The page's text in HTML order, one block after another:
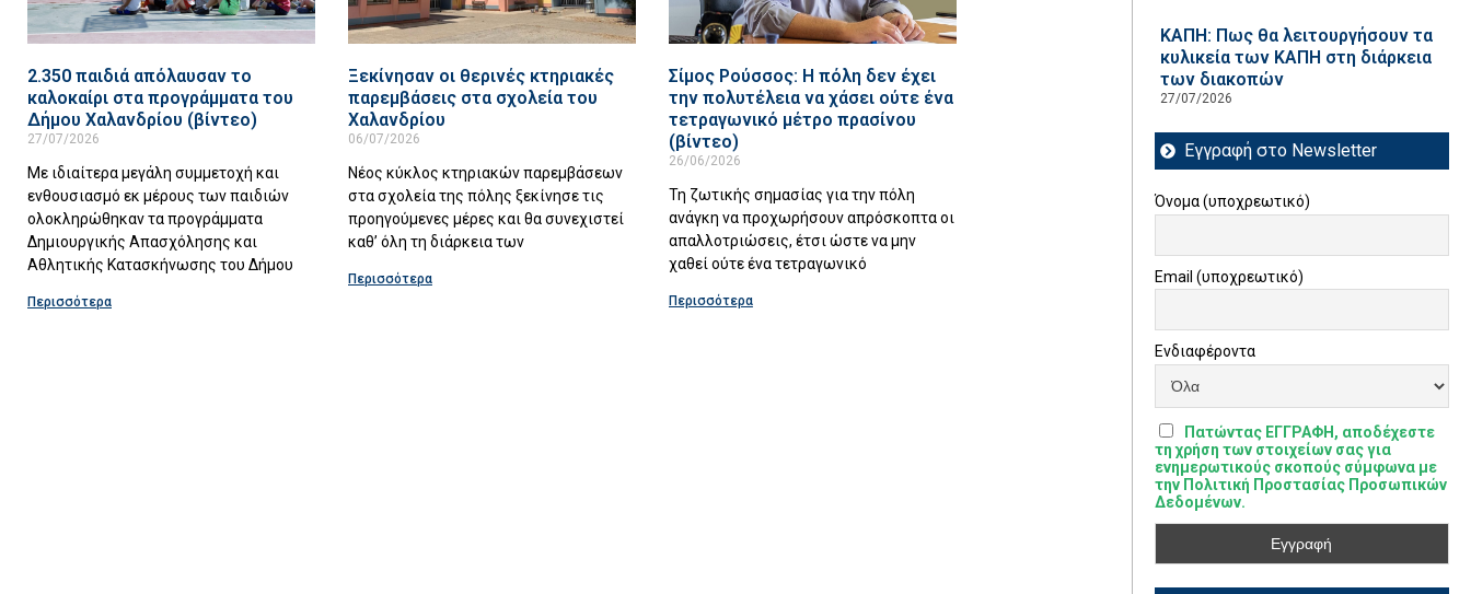
2.350 παιδιά απόλαυσαν το
καλοκαίρι στα προγράμματα του
Δήμου Χαλανδρίου (βίντεο)
27/07/2026
Με ιδιαίτερα μεγάλη συμμετοχή και
ενθουσιασμό εκ μέρους των παιδιών
ολοκληρώθηκαν τα προγράμματα
Δημιουργικής Απασχόλησης και
Αθλητικής Κατασκήνωσης του Δήμου
Περισσότερα
Ξεκίνησαν οι θερινές κτηριακές
παρεμβάσεις στα σχολεία του
Χαλανδρίου
06/07/2026
Νέος κύκλος κτηριακών παρεμβάσεων
στα σχολεία της πόλης ξεκίνησε τις
προηγούμενες μέρες και θα συνεχιστεί
καθ’ όλη τη διάρκεια των
Περισσότερα
Σίμος Ρούσσος: Η πόλη δεν έχει
την πολυτέλεια να χάσει ούτε ένα
τετραγωνικό μέτρο πρασίνου
(βίντεο)
26/06/2026
Τη ζωτικής σημασίας για την πόλη
ανάγκη να προχωρήσουν απρόσκοπτα οι
απαλλοτριώσεις, έτσι ώστε να μην
χαθεί ούτε ένα τετραγωνικό
Περισσότερα
ΚΑΠΗ: Πως θα λειτουργήσουν τα
κυλικεία των ΚΑΠΗ στη διάρκεια
των διακοπών
27/07/2026
Εγγραφή στο Newsletter
Όνομα (υποχρεωτικό)
Email (υποχρεωτικό)
Ενδιαφέροντα
Πατώντας ΕΓΓΡΑΦΗ, αποδέχεστε
τη χρήση των στοιχείων σας για
ενημερωτικούς σκοπούς σύμφωνα με
την Πολιτική Προστασίας Προσωπικών
Δεδομένων.